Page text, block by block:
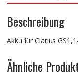
Beschreibung
Akku für Clarius
Ähnliche